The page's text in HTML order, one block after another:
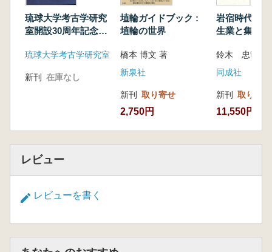
ルイス・ビンフォードの実験考古学
中範囲として考える
ジャック・ペレグランの経験
科学の衣を着たでっちあげか
誤った実験の例
民族誌を確かめ、仮説を強める
「痕跡」を読む力を鍛えよう
前提が危ない
第5章 実験の枠組みを考える
実験考古学の類型学
フィールド実験というもの
再現性について
琉球大学考古学研究
室開設30周年記念論
琉球大学考古学研究室
新刊 在庫なし
埴輪ガイドブック :
埴輪の世界
橋本 博文 著
新泉社
新刊 取り寄せ
2,750円
岩宿時代日
生業と集落
鈴木 忠司 著
同成社
新刊 取り寄せ
11,550円
レビュー
レビューを書く